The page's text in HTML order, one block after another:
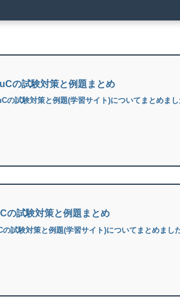
の試験対策と例題まとめ
の試験対策と例題(学習サイト)についてまとめまし
の試験対策と例題まとめ
の試験対策と例題(学習サイト)についてまとめました